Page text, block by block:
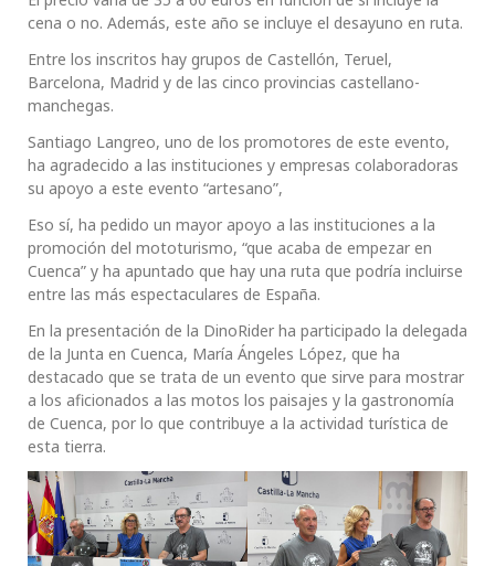
cena o no. Además, este año se incluye el desayuno en ruta.
Entre los inscritos hay grupos de Castellón, Teruel,
Barcelona, Madrid y de las cinco provincias castellano-
manchegas.
Santiago Langreo, uno de los promotores de este evento,
ha agradecido a las instituciones y empresas colaboradoras
su apoyo a este evento “artesano”,
Eso sí, ha pedido un mayor apoyo a las instituciones a la
promoción del mototurismo, “que acaba de empezar en
Cuenca” y ha apuntado que hay una ruta que podría incluirse
entre las más espectaculares de España.
En la presentación de la DinoRider ha participado la delegada
de la Junta en Cuenca, María Ángeles López, que ha
destacado que se trata de un evento que sirve para mostrar
a los aficionados a las motos los paisajes y la gastronomía
de Cuenca, por lo que contribuye a la actividad turística de
esta tierra.